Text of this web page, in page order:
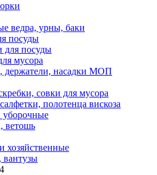
ведра, урны, баки
посуды
для посуды
мусора
насадки МОП
совки для мусора
полотенца вискоза
уборочные
ветошь
хозяйственные